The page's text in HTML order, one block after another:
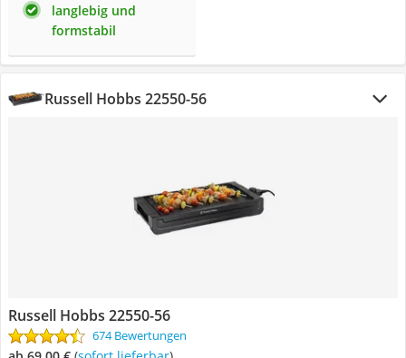
langlebig und
formstabil
Russell Hobbs 22550-56
Russell Hobbs 22550-56
674 Bewertungen